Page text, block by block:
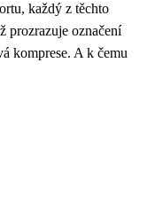
každý z těchto
prozrazuje označení
komprese. A k čemu